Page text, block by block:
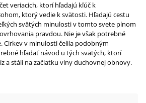
veriacich, ktorí hľadajú kľúč k
ktorý vedie k svätosti. Hľadajú cestu
svätých minulosti v tomto svete plnom
pravdou. Nie je však potrebné
Cirkev v minulosti čelila podobným
hľadať návod u tých svätých, ktorí
a stáli na začiatku vlny duchovnej obnovy.